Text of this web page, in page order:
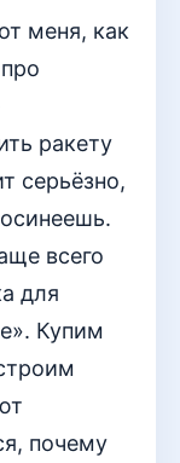
меня, как
ракету
серьёзно,
всего
для
Купим
почему